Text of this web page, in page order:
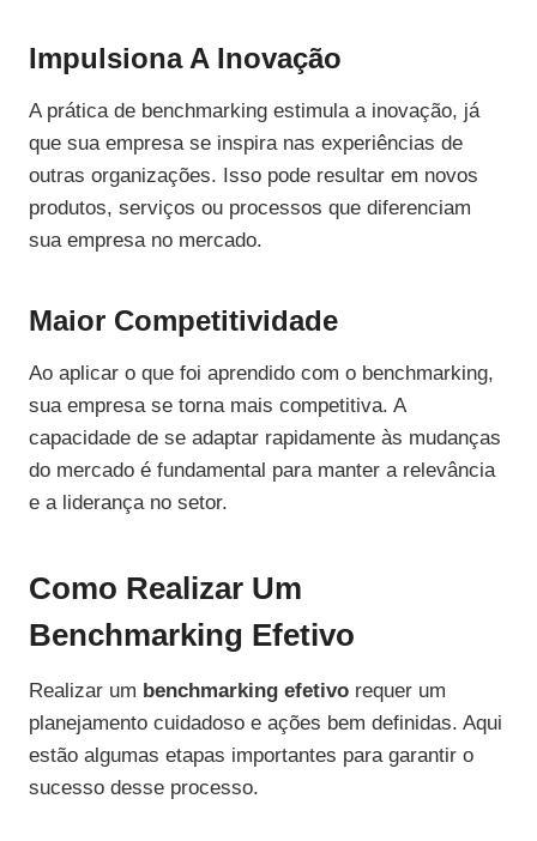
Impulsiona A Inovação
A prática de benchmarking estimula a inovação, já
que sua empresa se inspira nas experiências de
outras organizações. Isso pode resultar em novos
produtos, serviços ou processos que diferenciam
sua empresa no mercado.
Maior Competitividade
Ao aplicar o que foi aprendido com o benchmarking,
sua empresa se torna mais competitiva. A
capacidade de se adaptar rapidamente às mudanças
do mercado é fundamental para manter a relevância
e a liderança no setor.
Como Realizar Um
Benchmarking Efetivo
Realizar um benchmarking efetivo requer um
planejamento cuidadoso e ações bem definidas. Aqui
estão algumas etapas importantes para garantir o
sucesso desse processo.